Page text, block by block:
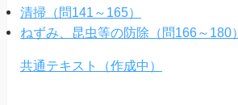
清掃（問141～165）
ねずみ、昆虫等の防除（問166～180）
共通テキスト（作成中）